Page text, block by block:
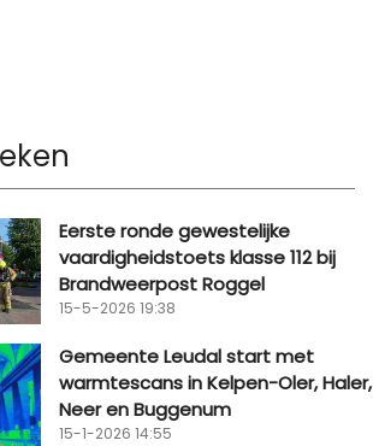
Eerste ronde gewestelijke
vaardigheidstoets klasse 112 bij
Brandweerpost Roggel
15-5-2026 19:38
Gemeente Leudal start met
warmtescans in Kelpen-Oler, Haler,
Neer en Buggenum
15-1-2026 14:55